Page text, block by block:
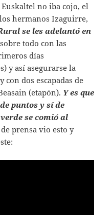
no iba cojo, el
hermanos Izaguirre,
se les adelantó en
todo con las
días
y así asegurarse la
con dos escapadas de
(etapón). Y es que
puntos y sí de
se comió al
prensa vio esto y